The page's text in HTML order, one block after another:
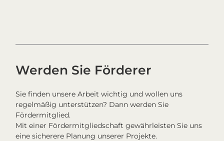
Werden Sie Förderer
Sie finden unsere Arbeit wichtig und wollen uns
regelmäßig unterstützen? Dann werden Sie
Fördermitglied.
Mit einer Fördermitgliedschaft gewährleisten Sie uns
eine sicherere Planung unserer Projekte.